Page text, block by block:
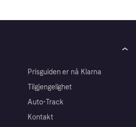
Prisguiden er nå Klarna
Tilgjengelighet
Auto-Track
Kontakt